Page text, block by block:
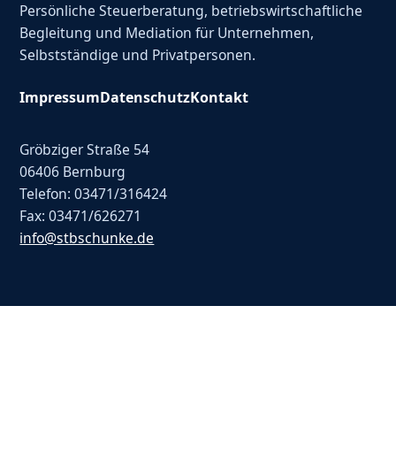
Persönliche Steuerberatung, betriebswirtschaftliche
Begleitung und Mediation für Unternehmen,
Selbstständige und Privatpersonen.
ImpressumDatenschutzKontakt
Gröbziger Straße 54
06406 Bernburg
Telefon: 03471/316424
Fax: 03471/626271
info@stbschunke.de